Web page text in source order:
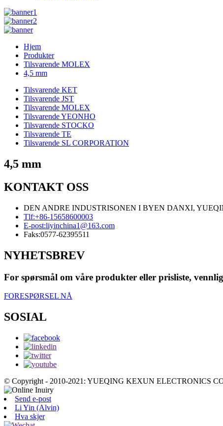
Hjem
Produkter
Tilsvarende MOLEX
4,5 mm
Tilsvarende KET
Tilsvarende JST
Tilsvarende MOLEX
Tilsvarende YEONHO
Tilsvarende STOCKO
Tilsvarende TE
Tilsvarende SL CORPORATION
4,5 mm
KONTAKT OSS
DEN ANDRE INDUSTRISONEN I BYEN DANXI,
Tlf:+86-15658600003
E-post:liyinchina1@163.com
Faks:0577-62395511
NYHETSBREV
For spørsmål om våre produkter eller prisliste,
FORESPØRSEL NÅ
SOSIAL
© Copyright - 2010-2021: YUEQING KEXUN ELECTRONICS
Send e-post
Li Yin (Alvin)
Hva skjer